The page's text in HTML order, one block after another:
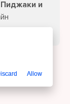
и
Allow